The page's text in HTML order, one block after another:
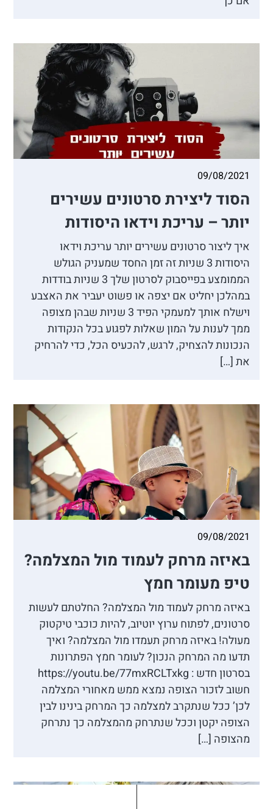
09/08/2021
הסוד ליצירת סרטונים עשירים
יותר – עריכת וידאו היסודות
איך ליצור סרטונים עשירים יותר עריכת וידאו
היסודות 3 שניות זה זמן החסד שמעניק הגולש
הממומצע בפייסבוק לסרטון שלך 3 שניות בודדות
במהלכן יחליט אם יצפה או פשוט יעביר את האצבע
וישלח אותך למעמקי הפיד 3 שניות שבהן מצופה
ממך לענות על המון שאלות לפגוע בכל הנקודות
הנכונות להצחיק, לרגש, להכעיס הכל, כדי להרחיק
את […]
09/08/2021
באיזה מרחק לעמוד מול המצלמה?
טיפ מעומר חמץ
באיזה מרחק לעמוד מול המצלמה? החלטתם לעשות
סרטונים, לפתוח ערוץ יוטיוב, להיות כוכבי טיקטוק
מעולה! באיזה מרחק תעמדו מול המצלמה? ואיך
תדעו מה המרחק הנכון? לעומר חמץ הפתרונות
בסרטון חדש : https://youtu.be/77mxRCLTxkg
חשוב לזכור הצופה נמצא ממש מאחורי המצלמה
לכן’ ככל שנתקרב למצלמה כך המרחק בינינו לבין
הצופה יקטן וככל שנתרחק מהמצלמה כך נתרחק
מהצופה […]
אסף חמץ
מנכ"ל נאנוק
שלום, כאן אסף חמץ מנאנוק. ברוכים הבאים
לאתר שלנו!
איך אפשר לעזור לכם היום?
1. הפקת סרט תדמית/אנימציה
2. הטוסטר חבילת סרטוני טסטמוניאלס -
בנק הוכחות חברתיות
4. אחר